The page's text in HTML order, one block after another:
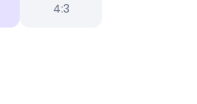
4:3